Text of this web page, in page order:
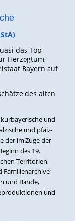
das Top-
Herzogtum,
Bayern auf
des alten
kurbayerische und
und pfalz-
der im Zuge der
des 19.
Territorien,
Familienarchive;
und Bände,
und